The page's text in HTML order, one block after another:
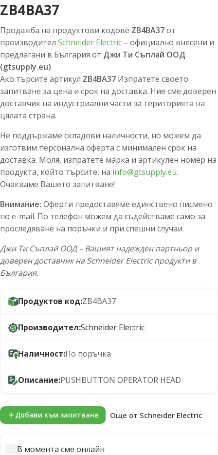
ZB4BA37
Продажба на продуктови кодове ZB4BA37от
производител Schneider Electric – официално внесени и
предлагани в България от Джи Ти Съплай ООД
(gtsupply.eu).
Ако търсите артикул ZB4BA37 Изпратете своето
запитване за цена и срок на доставка. Ние сме доверен
доставчик на индустриални части за територията на
цялата страна.
Не поддържаме складови наличности, но можем да
изготвим персонална оферта с минимален срок на
доставка. Моля, изпратете марка и артикулен номер на
продукта, който търсите, на info@gtsupply.eu.
Очакваме Вашето запитване!
Внимание: Оферти предоставяме единствено писмено
по e-mail. По телефон можем да съдействаме само за
проследяване на поръчки и при спешни случаи.
Джи Ти Съплай ООД – Вашият надежден партньор и
доверен доставчик на Schneider Electric продукти в
България.
Продуктов код:ZB4BA37
Производител:Schneider Electric
Наличност:По поръчка
Описание:PUSHBUTTON OPERATOR HEAD
Добави към запитване Още от Schneider Electric
В момента сме онлайн